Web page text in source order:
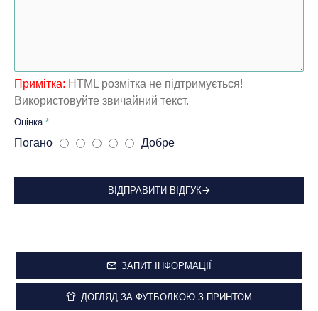
Примітка: HTML розмітка не підтримується!
Використовуйте звичайний текст.
Оцінка
Погано Добре
ВІДПРАВИТИ ВІДГУК
ЗАПИТ ІНФОРМАЦІЇ
ДОГЛЯД ЗА ФУТБОЛКОЮ З ПРИНТОМ